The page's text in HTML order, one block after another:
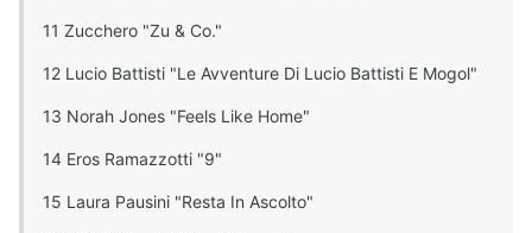
11 Zucchero "Zu & Co."
12 Lucio Battisti "Le Avventure Di Lucio Battisti E Mogol"
13 Norah Jones "Feels Like Home"
14 Eros Ramazzotti "9"
15 Laura Pausini "Resta In Ascolto"